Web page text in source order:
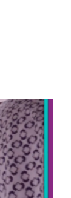
IR
MIRTINAS
ATNEŠĘS
IR
AREŠTĄ,
IR
ŠLOVĘ